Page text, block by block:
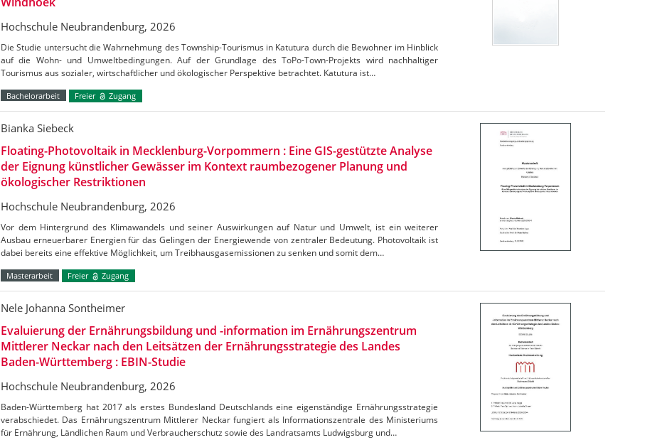
Hochschule Neubrandenburg, 2026
Die Studie untersucht die Wahrnehmung des Township-Tourismus in Katutura durch die Bewohner im Hinblick
auf die Wohn- und Umweltbedingungen. Auf der Grundlage des ToPo-Town-Projekts wird nachhaltiger
Tourismus aus sozialer, wirtschaftlicher und ökologischer Perspektive betrachtet. Katutura ist…
Bachelorarbeit Freier Zugang
Bianka Siebeck
Floating-Photovoltaik in Mecklenburg-Vorpommern : Eine GIS-gestützte Analyse
der Eignung künstlicher Gewässer im Kontext raumbezogener Planung und
ökologischer Restriktionen
Hochschule Neubrandenburg, 2026
Vor dem Hintergrund des Klimawandels und seiner Auswirkungen auf Natur und Umwelt, ist ein weiterer
Ausbau erneuerbarer Energien für das Gelingen der Energiewende von zentraler Bedeutung. Photovoltaik ist
dabei bereits eine effektive Möglichkeit, um Treibhausgasemissionen zu senken und somit dem…
Masterarbeit Freier Zugang
Nele Johanna Sontheimer
Evaluierung der Ernährungsbildung und -information im Ernährungszentrum
Mittlerer Neckar nach den Leitsätzen der Ernährungsstrategie des Landes
Baden-Württemberg : EBIN-Studie
Hochschule Neubrandenburg, 2026
Baden-Württemberg hat 2017 als erstes Bundesland Deutschlands eine eigenständige Ernährungsstrategie
verabschiedet. Das Ernährungszentrum Mittlerer Neckar fungiert als Informationszentrale des Ministeriums
für Ernährung, Ländlichen Raum und Verbraucherschutz sowie des Landratsamts Ludwigsburg und…